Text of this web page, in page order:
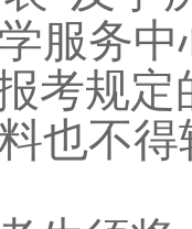
服务
考规
也不